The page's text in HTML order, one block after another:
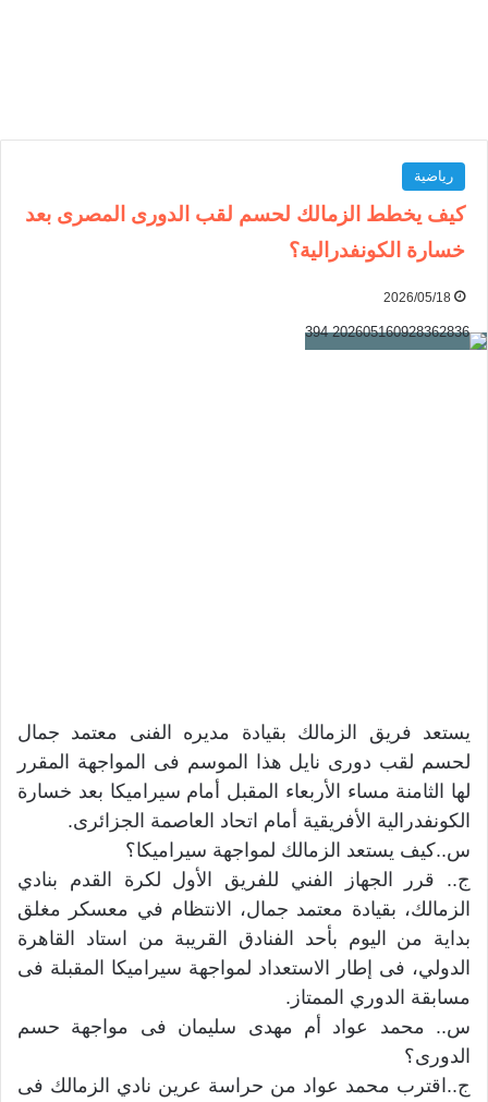
رياضية
كيف يخطط الزمالك لحسم لقب الدورى المصرى بعد
خسارة الكونفدرالية؟
2026/05/18
يستعد فريق الزمالك بقيادة مديره الفنى معتمد جمال
لحسم لقب دورى نايل هذا الموسم فى المواجهة المقرر
لها الثامنة مساء الأربعاء المقبل أمام سيراميكا بعد خسارة
الكونفدرالية الأفريقية أمام اتحاد العاصمة الجزائرى.
س..كيف يستعد الزمالك لمواجهة سيراميكا؟
ج.. قرر الجهاز الفني للفريق الأول لكرة القدم بنادي
الزمالك، بقيادة معتمد جمال، الانتظام في معسكر مغلق
بداية من اليوم بأحد الفنادق القريبة من استاد القاهرة
الدولي، فى إطار الاستعداد لمواجهة سيراميكا المقبلة فى
مسابقة الدوري الممتاز.
س.. محمد عواد أم مهدى سليمان فى مواجهة حسم
الدورى؟
ج..اقترب محمد عواد من حراسة عرين نادي الزمالك فى